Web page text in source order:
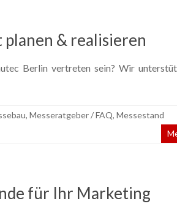
& realisieren
Berlin vertreten sein? Wir
, Messeratgeber / FAQ, Messestand
für Ihr Marketing